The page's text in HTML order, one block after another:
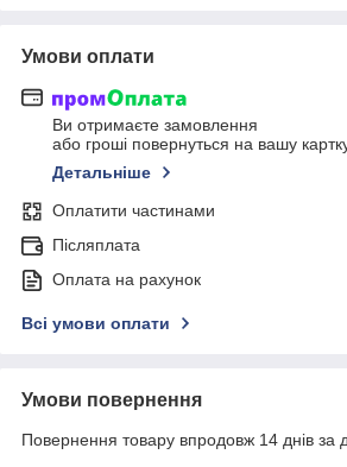
Умови оплати
Ви отримаєте замовлення
або гроші повернуться на вашу
Детальніше
Оплатити частинами
Післяплата
Оплата на рахунок
Всі умови оплати
Умови повернення
Повернення товару впродовж 14 днів за